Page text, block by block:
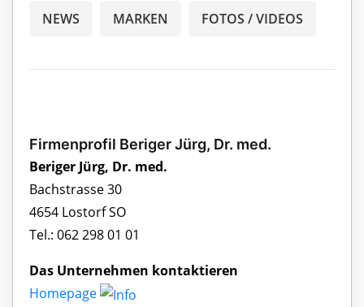
NEWS MARKEN FOTOS / VIDEOS
Firmenprofil Beriger Jürg, Dr. med.
Beriger Jürg, Dr. med.
Bachstrasse 30
4654 Lostorf SO
Tel.: 062 298 01 01
Das Unternehmen kontaktieren
Homepage